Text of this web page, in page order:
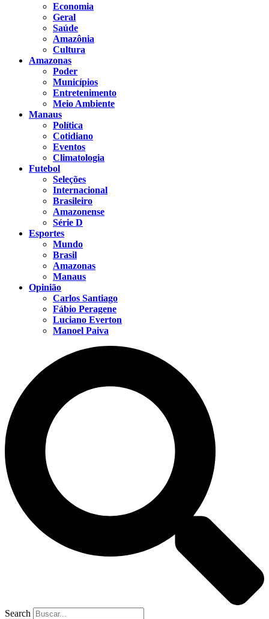
Economia
Geral
Saúde
Amazônia
Cultura
Amazonas
Poder
Municípios
Entretenimento
Meio Ambiente
Manaus
Política
Cotidiano
Eventos
Climatologia
Futebol
Seleções
Internacional
Brasileiro
Amazonense
Série D
Esportes
Mundo
Brasil
Amazonas
Manaus
Opinião
Carlos Santiago
Fábio Peragene
Luciano Everton
Manoel Paiva
Search